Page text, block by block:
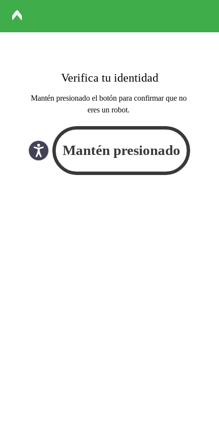
Verifica tu identidad
Mantén presionado el botón para confirmar que no
eres un robot.